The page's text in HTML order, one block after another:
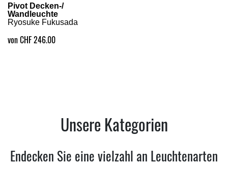
Pivot Decken-/
Wandleuchte
Ryosuke Fukusada
von CHF 246.00
Unsere Kategorien
Endecken Sie eine vielzahl an Leuchtenarten